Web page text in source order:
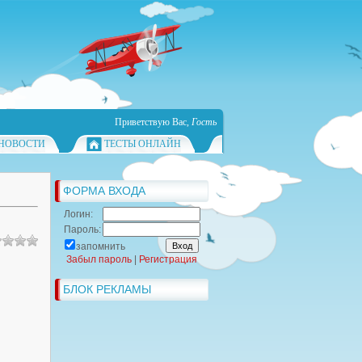
Приветствую Вас, Гость
ТЕСТЫ ОНЛАЙН
ФОРМА ВХОДА
Логин:
Пароль:
запомнить
Забыл пароль
Регистрация
БЛОК РЕКЛАМЫ